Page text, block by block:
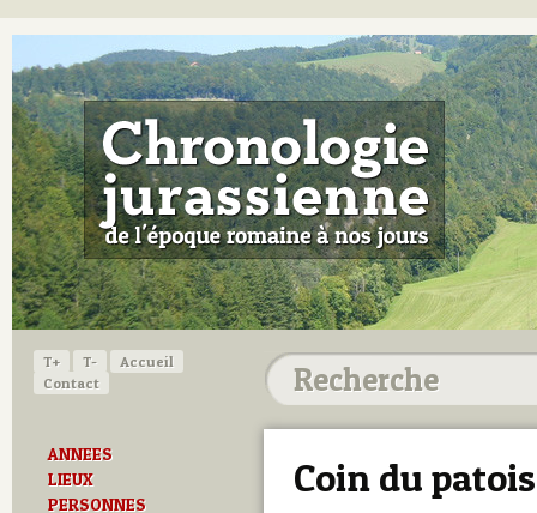
T+ T-
Accueil
Contact
ANNEES
LIEUX
PERSONNES
Coin du patois